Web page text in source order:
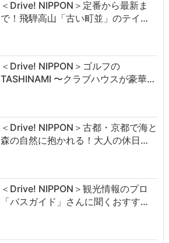
＜Drive! NIPPON＞定番から最新ま
で！飛騨高山「古い町並」のテイ…
＜Drive! NIPPON＞ゴルフの
TASHINAMI 〜クラブハウスが豪華…
＜Drive! NIPPON＞古都・京都で海と
森の自然に抱かれる！大人の休日…
＜Drive! NIPPON＞観光情報のプロ
「バスガイド」さんに聞くおすす…